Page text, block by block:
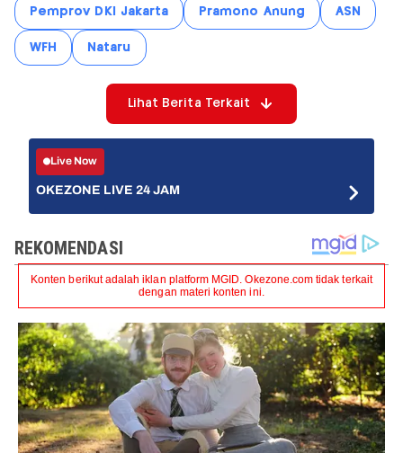
Pemprov DKI Jakarta Pramono Anung ASN
WFH Nataru
Lihat Berita Terkait
Live Now
OKEZONE LIVE 24 JAM